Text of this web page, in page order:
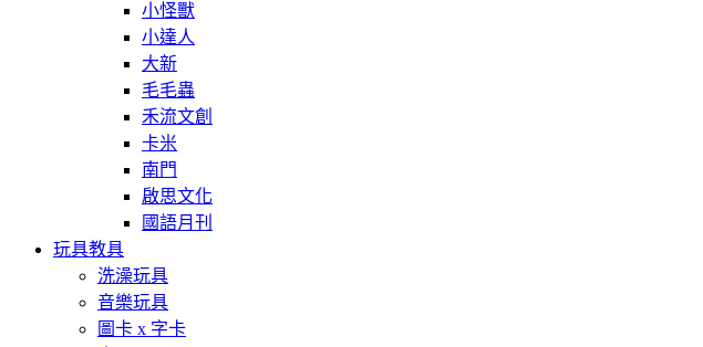
小怪獸
小達人
大新
毛毛蟲
禾流文創
卡米
南門
啟思文化
國語月刊
玩具教具
洗澡玩具
音樂玩具
圖卡 x 字卡